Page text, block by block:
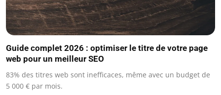
Guide complet 2026 : optimiser le titre de votre page
web pour un meilleur SEO
83% des titres web sont inefficaces, même avec un budget de
5 000 € par mois.